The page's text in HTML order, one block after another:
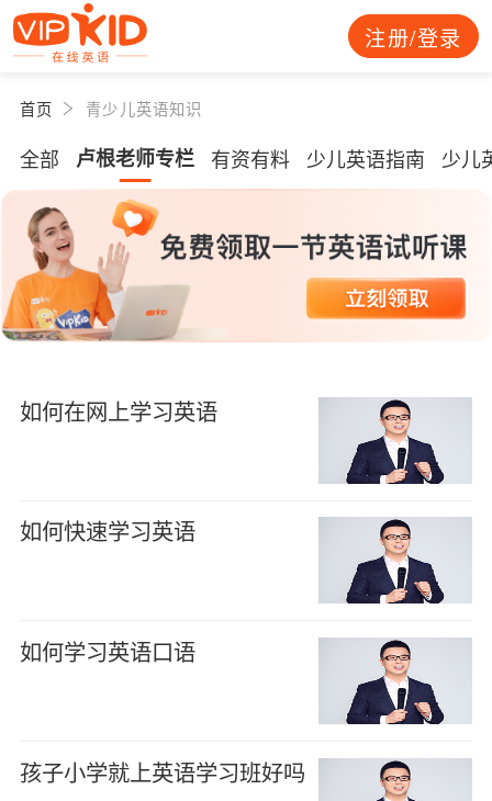
注册/登录
首页 青少儿英语知识
全部 卢根老师专栏 有资有料 少儿英语指南 少儿
如何在网上学习英语
如何快速学习英语
如何学习英语口语
孩子小学就上英语学习班好吗